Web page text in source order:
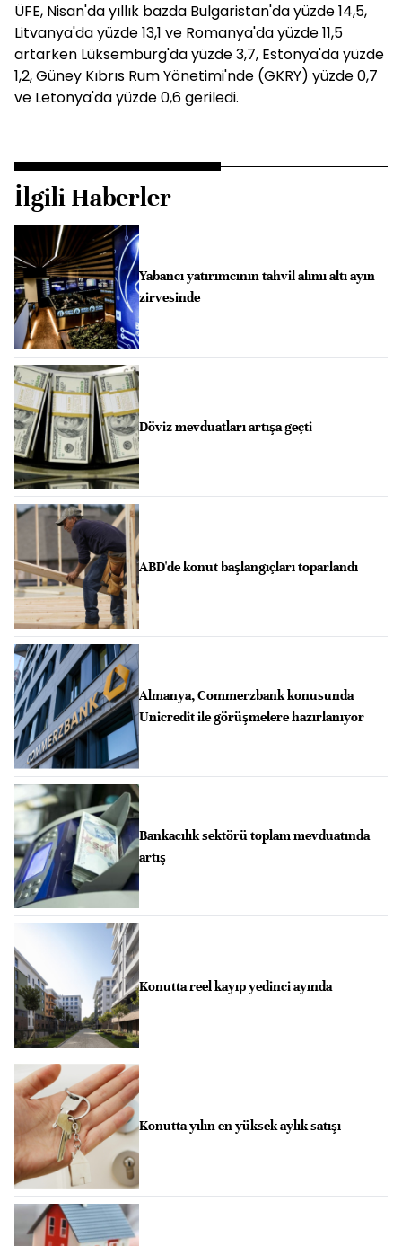
ÜFE, Nisan'da yıllık bazda Bulgaristan'da yüzde 14,5,
Litvanya'da yüzde 13,1 ve Romanya'da yüzde 11,5
artarken Lüksemburg'da yüzde 3,7, Estonya'da yüzde
1,2, Güney Kıbrıs Rum Yönetimi'nde (GKRY) yüzde 0,7
ve Letonya'da yüzde 0,6 geriledi.
İlgili Haberler
Yabancı yatırımcının tahvil alımı altı ayın
zirvesinde
Döviz mevduatları artışa geçti
ABD'de konut başlangıçları toparlandı
Almanya, Commerzbank konusunda
Unicredit ile görüşmelere hazırlanıyor
Bankacılık sektörü toplam mevduatında
artış
Konutta reel kayıp yedinci ayında
Konutta yılın en yüksek aylık satışı